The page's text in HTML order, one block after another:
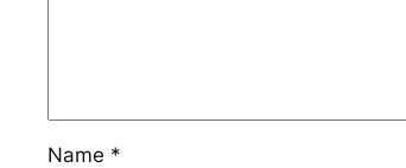
Name *